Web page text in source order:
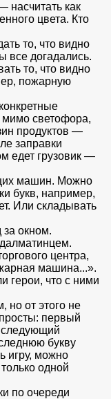
как
цвета. Кто
то, что видно
все догадались.
то, что видно
пожарную
светофора,
продуктов —
заправки
едет грузовик —
машин. Можно
букв, например,
Или складывать
за окном.
центра,
машина...».
герои, что с ними
но от этого не
первый
следующий
букву
игру, можно
одной
по очереди